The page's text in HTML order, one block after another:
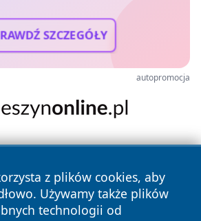
SZCZEGÓŁY
autopromocja
z plików cookies, aby
Używamy także plików
technologii od